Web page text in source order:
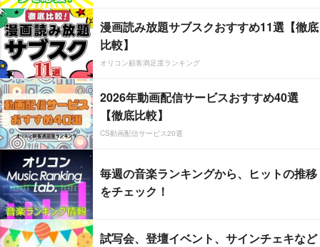
漫画読み放題サブスクおすすめ11選【徹底
比較】
オリコン顧客満足度ランキング
2026年動画配信サービスおすすめ40選
【徹底比較】
CS動画配信サービス20選
毎週の音楽ランキングから、ヒットの推移
をチェック！
試写会、登壇イベント、サインチェキなど